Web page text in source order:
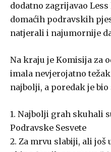
dodatno zagrijavao
domaćih podravskih
natjerali i najumornije
Na kraju je Komisija za
imala nevjerojatno
najbolji, a poredak je bio
1. Najbolji grah skuhali
Podravske Sesvete
2. Za mrvu slabiji, ali